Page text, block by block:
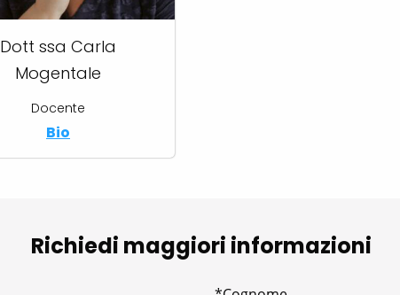
Dott ssa Carla
Mogentale
Docente
Bio
Richiedi maggiori informazioni